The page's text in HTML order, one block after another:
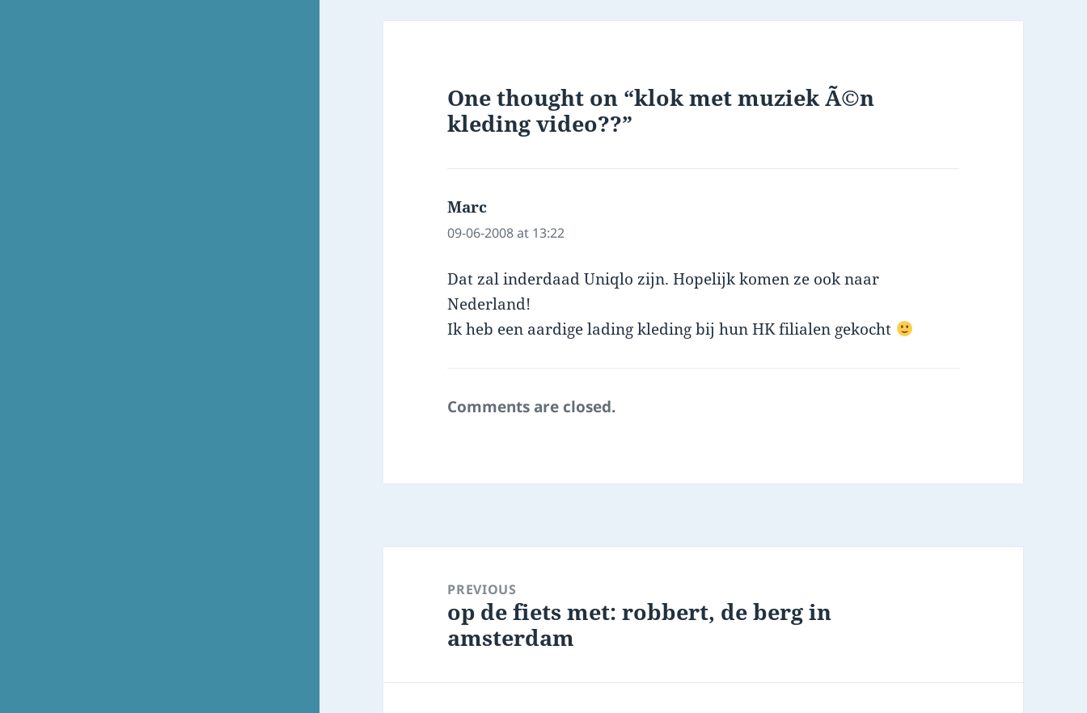
One thought on “klok met muziek Ã©n
kleding video??”
Marc
09-06-2008 at 13:22
Dat zal inderdaad Uniqlo zijn. Hopelijk komen ze ook naar
Nederland!
Ik heb een aardige lading kleding bij hun HK filialen gekocht
Comments are closed.
navigationPREVIOUS
Previous
post:
op de fiets met: robbert, de berg in
amsterdam